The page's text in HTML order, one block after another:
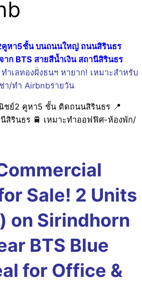
คูหา5ชั้น บนถนนใหญ่ ถนนสิรินธร
าก BTS สายสีน้ำเงิน สถานีสิรินธร
ำเลทองฝั่งธนฯ หายาก! เหมาะสำหรับ
า/ทำ Airbnbรายวัน
Sale! 2 Units
on Sirindhorn
BTS Blue
for Office &